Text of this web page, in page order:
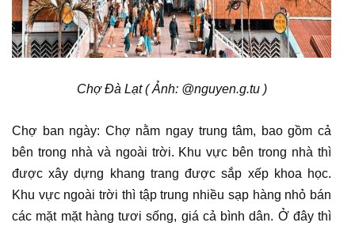
Chợ Đà Lạt ( Ảnh: @nguyen.g.tu )
Chợ ban ngày: Chợ nằm ngay trung tâm, bao gồm cả
bên trong nhà và ngoài trời. Khu vực bên trong nhà thì
được xây dựng khang trang được sắp xếp khoa học.
Khu vực ngoài trời thì tập trung nhiều sạp hàng nhỏ bán
các mặt mặt hàng tươi sống, giá cả bình dân. Ở đây thì